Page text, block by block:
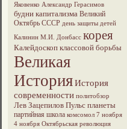
Яковенко Александр Герасимов
будни капитализма Великий
Октябрь СССР день защиты детей
Калинин М.И. Донбасс корея
Калейдоскоп классовой борьбы
Великая
ИсторияИстория
современности политобзор
Лев Зацепилов Пульс планеты
партийная школа комсомол 7 ноября
4 ноября Октябрьская революция